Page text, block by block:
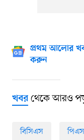
প্রথম আলোর
করুন
খবরথেকে আরও
বিসিএস